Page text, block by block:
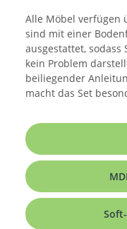
Alle Möbel verfügen
sind mit einer
ausgestattet,
kein Problem
beiliegender
macht das Set